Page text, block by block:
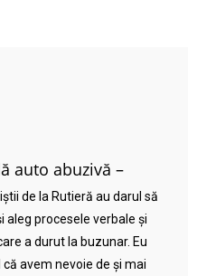
auto abuzivă –
de la Rutieră au darul să
aleg procesele verbale și
a durut la buzunar. Eu
avem nevoie de și mai